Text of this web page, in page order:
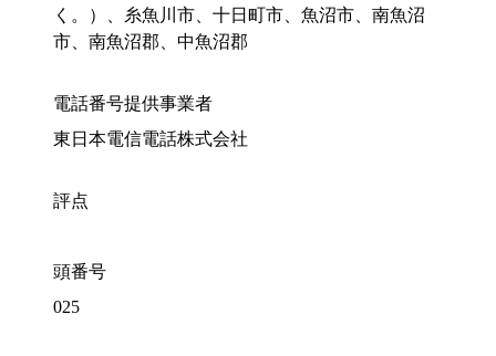
く。）、糸魚川市、十日町市、魚沼市、南魚沼
市、南魚沼郡、中魚沼郡
電話番号提供事業者
東日本電信電話株式会社
評点
頭番号
025